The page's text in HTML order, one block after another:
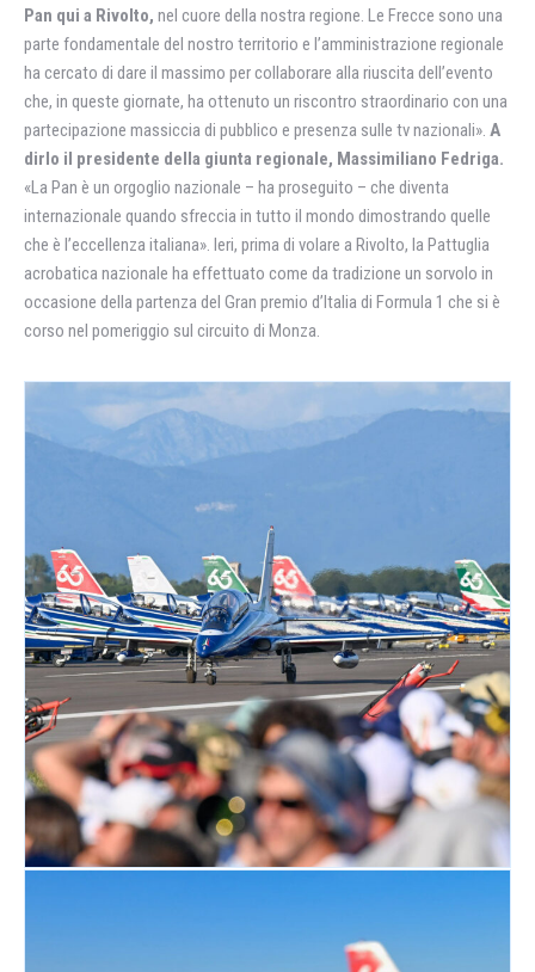
Pan qui a Rivolto, nel cuore della nostra regione. Le Frecce sono una
parte fondamentale del nostro territorio e l’amministrazione regionale
ha cercato di dare il massimo per collaborare alla riuscita dell’evento
che, in queste giornate, ha ottenuto un riscontro straordinario con una
partecipazione massiccia di pubblico e presenza sulle tv nazionali». A
dirlo il presidente della giunta regionale, Massimiliano Fedriga.
«La Pan è un orgoglio nazionale – ha proseguito – che diventa
internazionale quando sfreccia in tutto il mondo dimostrando quelle
che è l’eccellenza italiana». Ieri, prima di volare a Rivolto, la Pattuglia
acrobatica nazionale ha effettuato come da tradizione un sorvolo in
occasione della partenza del Gran premio d’Italia di Formula 1 che si è
corso nel pomeriggio sul circuito di Monza.